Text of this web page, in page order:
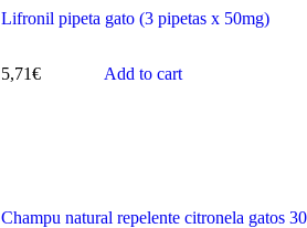
Lifronil pipeta gato (3 pipetas x 50mg)
5,71€ Add to cart
Champu natural repelente citronela gatos